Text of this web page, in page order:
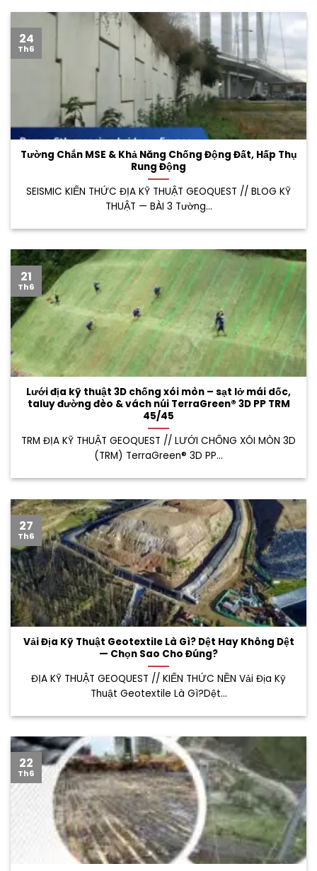
Tường Chắn MSE & Khả Năng Chống Động Đất, Hấp Thụ
Rung Động
SEISMIC KIẾN THỨC ĐỊA KỸ THUẬT GEOQUEST // BLOG KỸ
THUẬT — BÀI 3 Tường...
24
Th6
Lưới địa kỹ thuật 3D chống xói mòn – sạt lở mái dốc,
taluy đường đèo & vách núi TerraGreen® 3D PP TRM
45/45
TRM ĐỊA KỸ THUẬT GEOQUEST // LƯỚI CHỐNG XÓI MÒN 3D
(TRM) TerraGreen® 3D PP...
21
Th6
Vải Địa Kỹ Thuật Geotextile Là Gì? Dệt Hay Không Dệt
— Chọn Sao Cho Đúng?
ĐỊA KỸ THUẬT GEOQUEST // KIẾN THỨC NỀN Vải Địa Kỹ
Thuật Geotextile Là Gì?Dệt...
27
Th6
22
Th6